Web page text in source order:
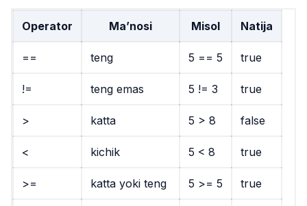
Operator Ma’nosi Misol Natija
== teng 5 == 5 true
!= teng emas 5 != 3 true
> katta 5 > 8 false
< kichik 5 < 8 true
>= katta yoki teng 5 >= 5 true